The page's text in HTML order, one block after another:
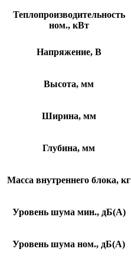
Теплопроизводительность
ном., кВт
Напряжение, В
Высота, мм
Ширина, мм
Глубина, мм
Масса внутреннего блока, кг
Уровень шума мин., дБ(А)
Уровень шума ном., дБ(А)